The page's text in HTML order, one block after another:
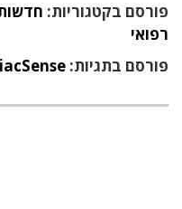
פורסם בקטגוריות:
רפואי
פורסם בתגיות: